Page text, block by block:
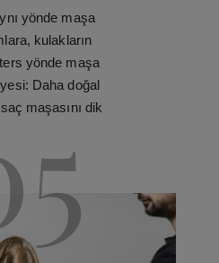
yönde maşa
kulakların
yönde maşa
Daha doğal
maşasını dik